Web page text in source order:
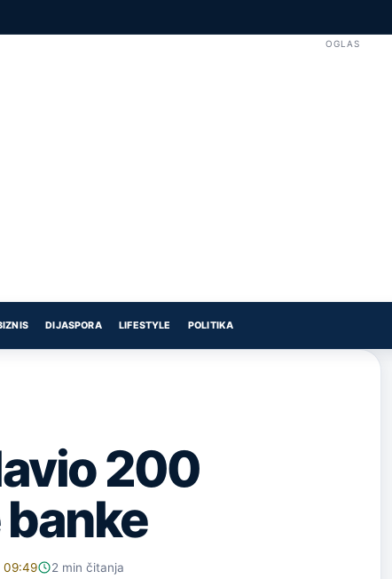
OGLAS
DIJASPORA LIFESTYLE POLITIKA
200
09:49 2 min čitanja